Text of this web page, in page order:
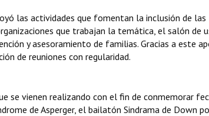
las actividades que fomentan la inclusión de las
que trabajan la temática, el salón de
y asesoramiento de familias. Gracias a este
de reuniones con regularidad.
se vienen realizando con el fin de conmemorar
de Asperger, el bailatón Sindrama de Down